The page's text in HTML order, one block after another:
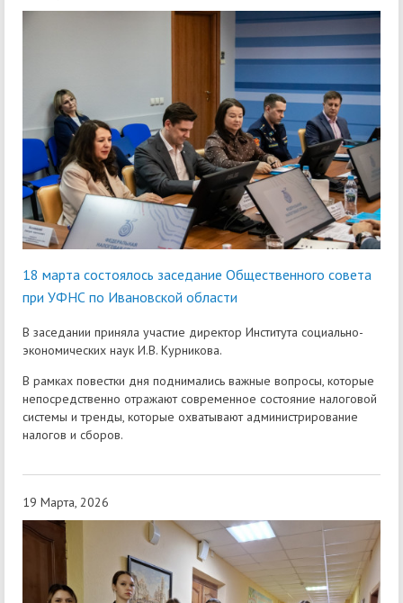
18 марта состоялось заседание Общественного совета
при УФНС по Ивановской области
В заседании приняла участие директор Института социально-
экономических наук И.В. Курникова.
В рамках повестки дня поднимались важные вопросы, которые
непосредственно отражают современное состояние налоговой
системы и тренды, которые охватывают администрирование
налогов и сборов.
19 Марта, 2026